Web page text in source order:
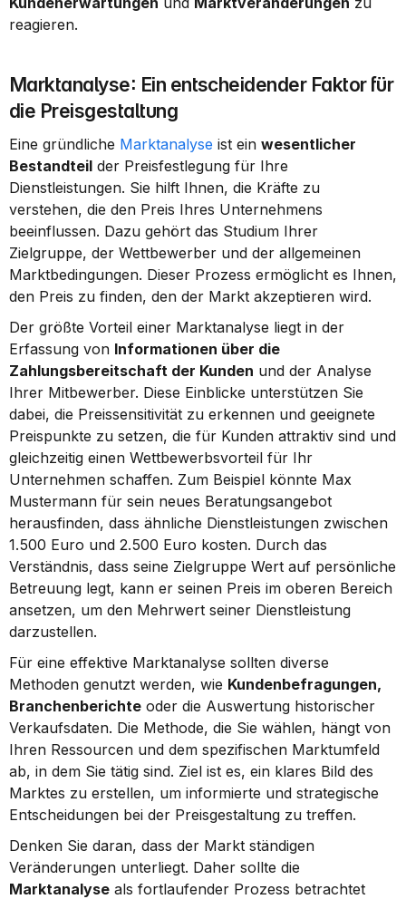
reagieren.
Marktanalyse: Ein entscheidender Faktor für
die Preisgestaltung
Eine gründliche Marktanalyse ist ein wesentlicher
Bestandteil der Preisfestlegung für Ihre
Dienstleistungen. Sie hilft Ihnen, die Kräfte zu
verstehen, die den Preis Ihres Unternehmens
beeinflussen. Dazu gehört das Studium Ihrer
Zielgruppe, der Wettbewerber und der allgemeinen
Marktbedingungen. Dieser Prozess ermöglicht es Ihnen,
den Preis zu finden, den der Markt akzeptieren wird.
Der größte Vorteil einer Marktanalyse liegt in der
Erfassung von Informationen über die
Zahlungsbereitschaft der Kunden und der Analyse
Ihrer Mitbewerber. Diese Einblicke unterstützen Sie
dabei, die Preissensitivität zu erkennen und geeignete
Preispunkte zu setzen, die für Kunden attraktiv sind und
gleichzeitig einen Wettbewerbsvorteil für Ihr
Unternehmen schaffen. Zum Beispiel könnte Max
Mustermann für sein neues Beratungsangebot
herausfinden, dass ähnliche Dienstleistungen zwischen
1.500 Euro und 2.500 Euro kosten. Durch das
Verständnis, dass seine Zielgruppe Wert auf persönliche
Betreuung legt, kann er seinen Preis im oberen Bereich
ansetzen, um den Mehrwert seiner Dienstleistung
darzustellen.
Für eine effektive Marktanalyse sollten diverse
Methoden genutzt werden, wie Kundenbefragungen,
Branchenberichte oder die Auswertung historischer
Verkaufsdaten. Die Methode, die Sie wählen, hängt von
Ihren Ressourcen und dem spezifischen Marktumfeld
ab, in dem Sie tätig sind. Ziel ist es, ein klares Bild des
Marktes zu erstellen, um informierte und strategische
Entscheidungen bei der Preisgestaltung zu treffen.
Denken Sie daran, dass der Markt ständigen
Marktanalyse als fortlaufender Prozess betrachtet